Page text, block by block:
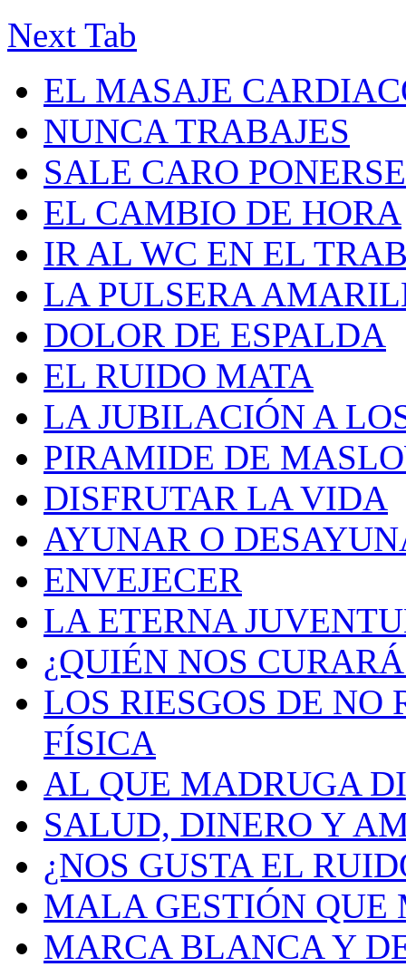
Next Tab
EL MASAJE
NUNCA TRABAJES
SALE CARO
EL CAMBIO DE HORA
IR AL WC EN EL
LA PULSERA
DOLOR DE ESPALDA
EL RUIDO MATA
LA JUBILACIÓN A
PIRAMIDE DE
DISFRUTAR LA VIDA
AYUNAR O
ENVEJECER
LA ETERNA
¿QUIÉN NOS
LOS RIESGOS DE
FÍSICA
AL QUE MADRUGA
SALUD, DINERO Y
¿NOS GUSTA EL
MALA GESTIÓN QUE
MARCA BLANCA Y